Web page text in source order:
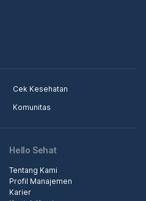
Cek Kesehatan
Komunitas
Hello Sehat
Tentang Kami
Profil Manajemen
Karier